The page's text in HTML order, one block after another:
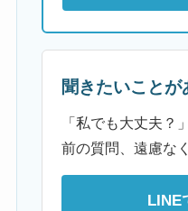
聞きたいことが
「私でも大丈夫？
前の質問、遠慮な
LINE